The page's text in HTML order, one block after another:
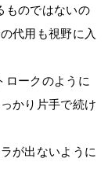
ものではないの
代用も視野に入
ロークのように
かり片手で続け
が出ないように